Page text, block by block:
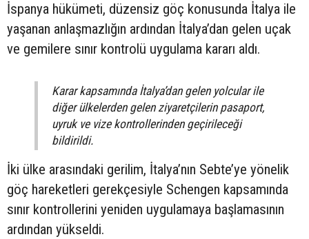
İspanya hükümeti, düzensiz göç konusunda İtalya ile
yaşanan anlaşmazlığın ardından İtalya’dan gelen uçak
ve gemilere sınır kontrolü uygulama kararı aldı.
Karar kapsamında İtalya’dan gelen yolcular ile
diğer ülkelerden gelen ziyaretçilerin pasaport,
uyruk ve vize kontrollerinden geçirileceği
bildirildi.
İki ülke arasındaki gerilim, İtalya’nın Sebte’ye yönelik
göç hareketleri gerekçesiyle Schengen kapsamında
sınır kontrollerini yeniden uygulamaya başlamasının
ardından yükseldi.